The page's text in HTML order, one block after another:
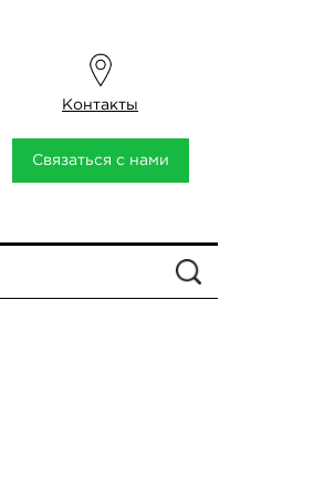
Контакты
Связаться с нами